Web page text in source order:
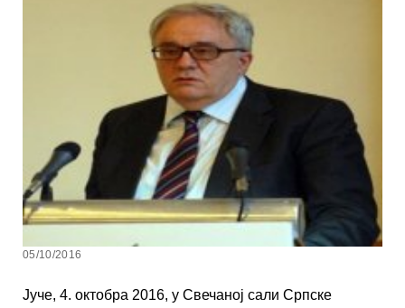
05/10/2016
Јуче, 4. октобра 2016, у Свечаној сали Српске